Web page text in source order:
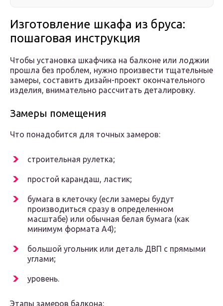
Изготовление шкафа из бруса:
пошаговая инструкция
Чтобы установка шкафчика на балконе или лоджии
прошла без проблем, нужно произвести тщательные
замеры, составить дизайн-проект окончательного
изделия, внимательно рассчитать деталировку.
Замеры помещения
Что понадобится для точных замеров:
строительная рулетка;
простой карандаш, ластик;
бумага в клеточку (если замеры будут
производиться сразу в определенном
масштабе) или обычная белая бумага (как
минимум формата А4);
большой угольник или деталь ДВП с прямыми
углами;
уровень.
Этапы замеров балкона: